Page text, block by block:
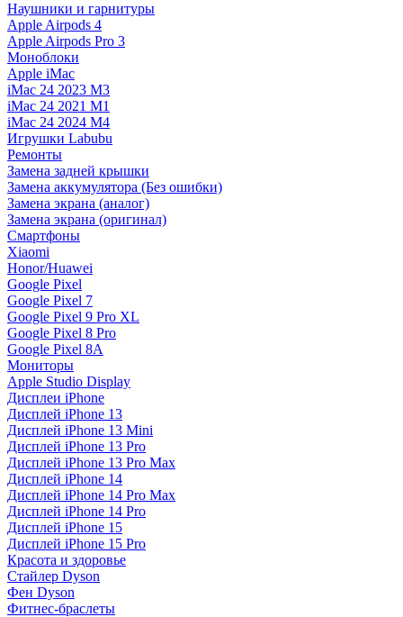
Наушники и гарнитуры
Apple Airpods 4
Apple Airpods Pro 3
Моноблоки
Apple iMac
iMac 24 2023 M3
iMac 24 2021 M1
iMac 24 2024 M4
Игрушки Labubu
Ремонты
Замена задней крышки
Замена аккумулятора (Без ошибки)
Замена экрана (аналог)
Замена экрана (оригинал)
Смартфоны
Xiaomi
Honor/Huawei
Google Pixel
Google Pixel 7
Google Pixel 9 Pro XL
Google Pixel 8 Pro
Google Pixel 8A
Мониторы
Apple Studio Display
Дисплеи iPhone
Дисплей iPhone 13
Дисплей iPhone 13 Mini
Дисплей iPhone 13 Pro
Дисплей iPhone 13 Pro Max
Дисплей iPhone 14
Дисплей iPhone 14 Pro Max
Дисплей iPhone 14 Pro
Дисплей iPhone 15
Дисплей iPhone 15 Pro
Красота и здоровье
Стайлер Dyson
Фен Dyson
Фитнес-браслеты